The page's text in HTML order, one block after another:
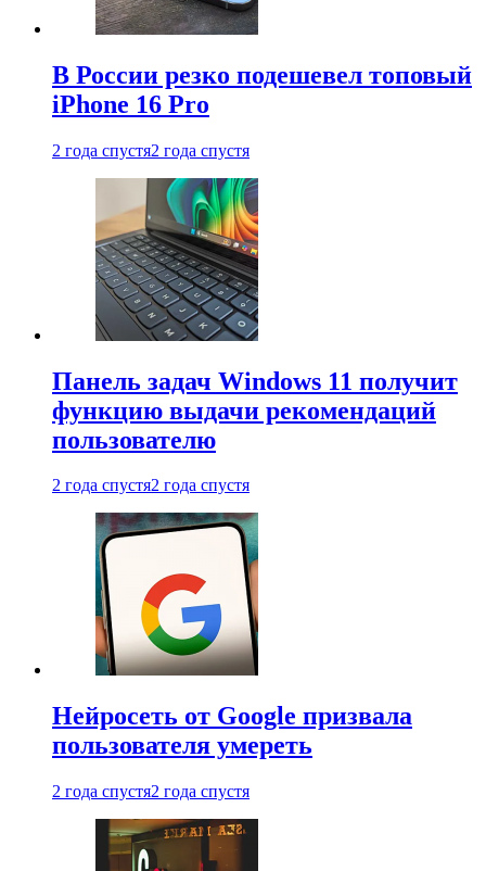
В России резко подешевел топовый
iPhone 16 Pro
2 года спустя2 года спустя
Панель задач Windows 11 получит
функцию выдачи рекомендаций
пользователю
2 года спустя2 года спустя
Нейросеть от Google призвала
пользователя умереть
2 года спустя2 года спустя